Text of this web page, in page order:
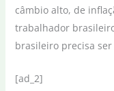
câmbio alto, de
trabalhador
brasileiro precisa ser
[ad_2]